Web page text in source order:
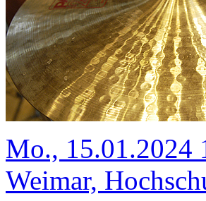
Mo., 15.01.2024
Weimar,